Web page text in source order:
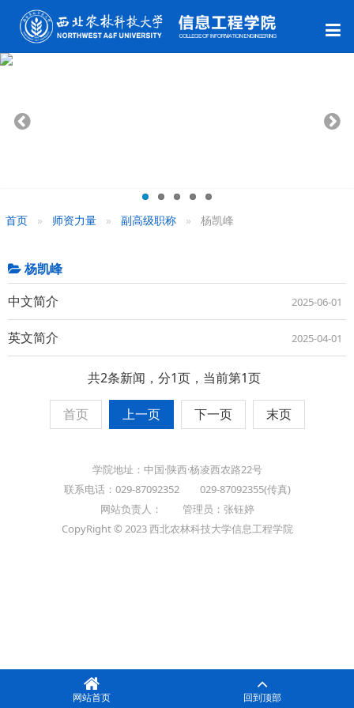
首页 师资力量 副高级职称 杨凯峰
杨凯峰
中文简介
2025-06-01
英文简介 2025-04-01
共2条新闻，分1页，当前第1页
首页 上一页 下一页 末页
学院地址：中国·陕西·杨凌西农路22号
联系电话：029-87092352 029-87092355(传真)
网站负责人： 管理员：张钰婷
CopyRight © 2023 西北农林科技大学信息工程学院
网站首页 回到顶部